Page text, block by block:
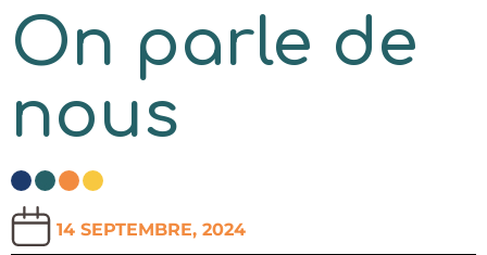
On parle de
nous
14 SEPTEMBRE, 2024